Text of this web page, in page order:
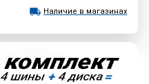
Наличие в магазинах